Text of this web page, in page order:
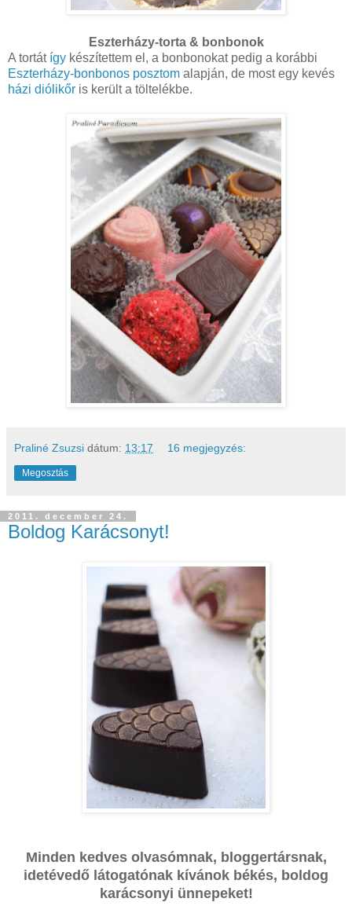
Eszterházy-torta & bonbonok
A tortát így készítettem el, a bonbonokat pedig a korábbi
Eszterházy-bonbonos posztom alapján, de most egy kevés
házi diólikőr is került a töltelékbe.
Praliné Zsuzsi dátum: 13:17 16 megjegyzés:
Megosztás
2011. december 24.
Boldog Karácsonyt!
Minden kedves olvasómnak, bloggertársnak,
idetévedő látogatónak kívánok békés, boldog
karácsonyi ünnepeket!